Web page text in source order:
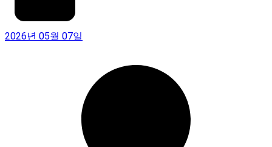
2026년 05월 07일